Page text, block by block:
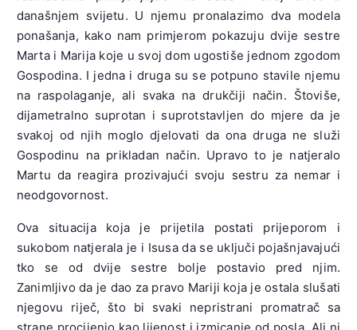
današnjem svijetu. U njemu pronalazimo dva modela
ponašanja, kako nam primjerom pokazuju dvije sestre
Marta i Marija koje u svoj dom ugostiše jednom zgodom
Gospodina. I jedna i druga su se potpuno stavile njemu
na raspolaganje, ali svaka na drukčiji način. Štoviše,
dijametralno suprotan i suprotstavljen do mjere da je
svakoj od njih moglo djelovati da ona druga ne služi
Gospodinu na prikladan način. Upravo to je natjeralo
Martu da reagira prozivajući svoju sestru za nemar i
neodgovornost.
Ova situacija koja je prijetila postati prijeporom i
sukobom natjerala je i Isusa da se uključi pojašnjavajući
tko se od dvije sestre bolje postavio pred njim.
Zanimljivo da je dao za pravo Mariji koja je ostala slušati
njegovu riječ, što bi svaki nepristrani promatrač sa